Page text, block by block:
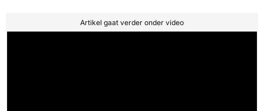
Artikel gaat verder onder video